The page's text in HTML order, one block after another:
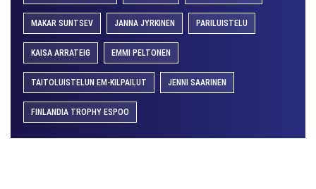
MAKAR SUNTSEV JANNA JYRKINEN PARILUISTELU
KAISA ARRATEIG EMMI PELTONEN
TAITOLUISTELUN EM-KILPAILUT JENNI SAARINEN
FINLANDIA TROPHY ESPOO